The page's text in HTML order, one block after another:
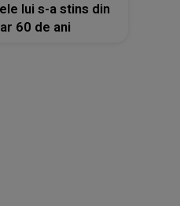
lui s-a stins din
60 de ani